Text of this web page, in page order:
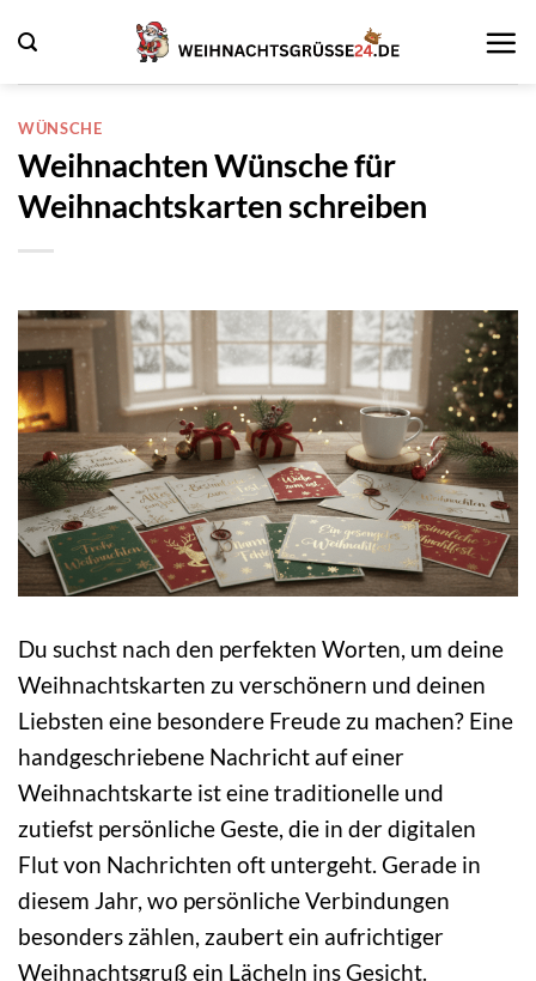
Inhalt
springen
WÜNSCHE
Weihnachten Wünsche für
Weihnachtskarten schreiben
Du suchst nach den perfekten Worten, um deine
Weihnachtskarten zu verschönern und deinen
Liebsten eine besondere Freude zu machen? Eine
handgeschriebene Nachricht auf einer
Weihnachtskarte ist eine traditionelle und
zutiefst persönliche Geste, die in der digitalen
Flut von Nachrichten oft untergeht. Gerade in
diesem Jahr, wo persönliche Verbindungen
besonders zählen, zaubert ein aufrichtiger
Weihnachtsgruß ein Lächeln ins Gesicht.